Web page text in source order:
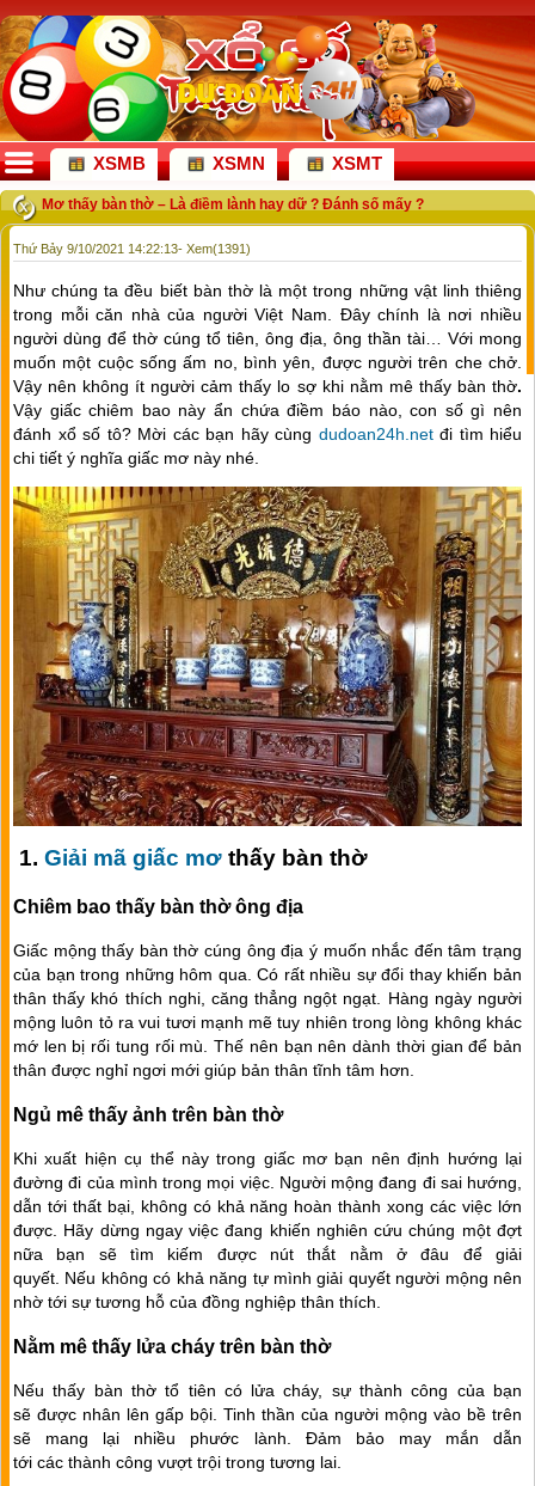
XSMB XSMN XSMT
Mơ thấy bàn thờ – Là điềm lành hay dữ ? Đánh số mấy ?
Thứ Bảy 9/10/2021 14:22:13- Xem(1391)
Như chúng ta đều biết bàn thờ là một trong những vật linh thiêng
trong mỗi căn nhà của người Việt Nam. Đây chính là nơi nhiều
người dùng để thờ cúng tổ tiên, ông địa, ông thần tài… Với mong
muốn một cuộc sống ấm no, bình yên, được người trên che chở.
Vậy nên không ít người cảm thấy lo sợ khi nằm mê thấy bàn thờ.
Vậy giấc chiêm bao này ẩn chứa điềm báo nào, con số gì nên
đánh xổ số tô? Mời các bạn hãy cùng dudoan24h.netđi tìm hiểu
chi tiết ý nghĩa giấc mơ này nhé.
1. Giải mã giấc mơ thấy bàn thờ
Chiêm bao thấy bàn thờ ông địa
Giấc mộng thấy bàn thờ cúng ông địa ý muốn nhắc đến tâm trạng
của bạn trong những hôm qua. Có rất nhiều sự đổi thay khiến bản
thân thấy khó thích nghi, căng thẳng ngột ngạt. Hàng ngày người
mộng luôn tỏ ra vui tươi mạnh mẽ tuy nhiên trong lòng không khác
mớ len bị rối tung rối mù. Thế nên bạn nên dành thời gian để bản
thân được nghỉ ngơi mới giúp bản thân tĩnh tâm hơn.
Ngủ mê thấy ảnh trên bàn thờ
Khi xuất hiện cụ thể này trong giấc mơ bạn nên định hướng lại
đường đi của mình trong mọi việc. Người mộng đang đi sai hướng,
dẫn tới thất bại, không có khả năng hoàn thành xong các việc lớn
được. Hãy dừng ngay việc đang khiến nghiên cứu chúng một đợt
nữa bạn sẽ tìm kiếm được nút thắt nằm ở đâu để giải
quyết. Nếu không có khả năng tự mình giải quyết người mộng nên
nhờ tới sự tương hỗ của đồng nghiệp thân thích.
Nằm mê thấy lửa cháy trên bàn thờ
Nếu thấy bàn thờ tổ tiên có lửa cháy, sự thành công của bạn
sẽ được nhân lên gấp bội. Tinh thần của người mộng vào bề trên
sẽ mang lại nhiều phước lành. Đảm bảo may mắn dẫn
tới các thành công vượt trội trong tương lai.